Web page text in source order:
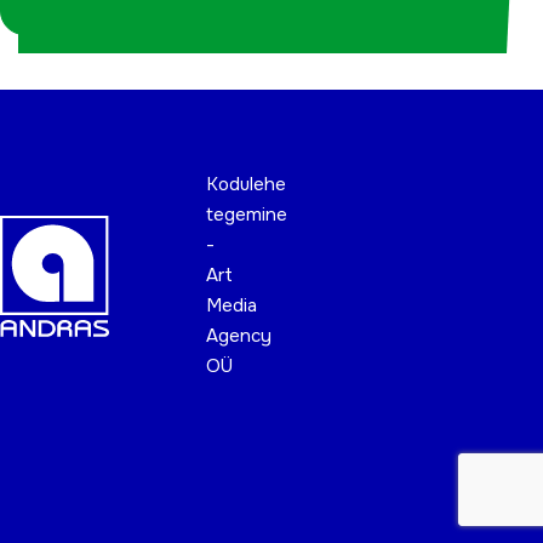
Kodulehe
tegemine
-
Art
Media
Agency
OÜ